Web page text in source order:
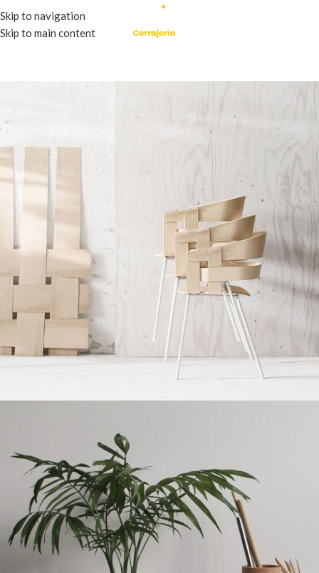
Skip to navigation
Skip to main content
Accessories
Imperdiet mauris a nontin